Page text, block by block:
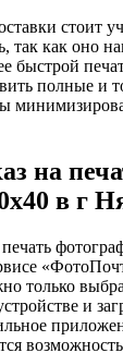
стоит
так как оно
быстрой
полные и
на
в г
только
и